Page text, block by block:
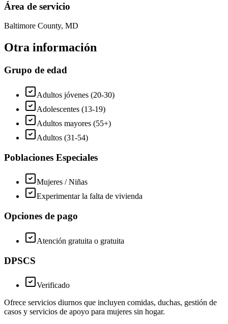
Área de servicio
Baltimore County, MD
Otra información
Grupo de edad
Adultos jóvenes (20-30)
Adolescentes (13-19)
Adultos mayores (55+)
Adultos (31-54)
Poblaciones Especiales
Mujeres / Niñas
Experimentar la falta de vivienda
Opciones de pago
Atención gratuita o gratuita
DPSCS
Verificado
Ofrece servicios diurnos que incluyen comidas, duchas, gestión de
casos y servicios de apoyo para mujeres sin hogar.